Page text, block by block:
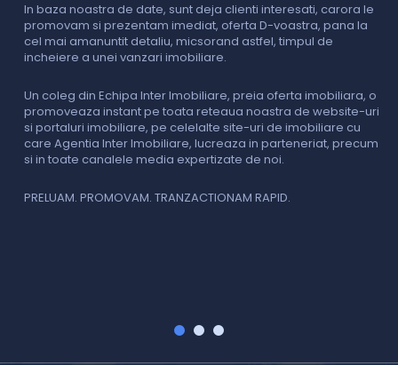
In baza noastra de date, sunt deja clienti interesati, carora le
promovam si prezentam imediat, oferta D-voastra, pana la
cel mai amanuntit detaliu, micsorand astfel, timpul de
incheiere a unei vanzari imobiliare.
Un coleg din Echipa Inter Imobiliare, preia oferta imobiliara, o
promoveaza instant pe toata reteaua noastra de website-uri
si portaluri imobiliare, pe celelalte site-uri de imobiliare cu
care Agentia Inter Imobiliare, lucreaza in parteneriat, precum
si in toate canalele media expertizate de noi.
PRELUAM. PROMOVAM. TRANZACTIONAM RAPID.